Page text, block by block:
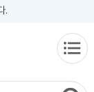
.